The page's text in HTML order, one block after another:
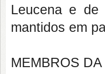
Leucena e de
mantidos em
MEMBROS